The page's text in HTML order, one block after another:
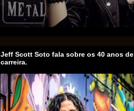
Jeff Scott Soto fala sobre os 40 anos de
carreira.